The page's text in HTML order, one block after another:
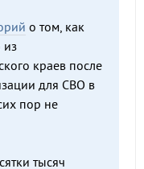
о том, как
из
краев после
для СВО в
пор не
тысяч